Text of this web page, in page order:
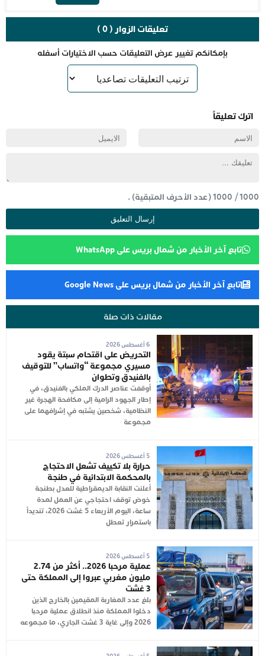
تعليقات الزوار ( 0 )
بإمكانكم تغيير عرض التعليقات حسب الاختيارات أسفله
اترك تعليقاً
1000
/
1000(عدد الأحرف المتبقية) .
تابع آخر الأخبار من شمال بريس على WhatsApp
تابع آخر الأخبار من شمال بريس على Google News
مقالات ذات صلة
6 أغسطس 2026
التحريض على اقتحام سبتة يقود
مسيري مجموعة “واتساب” للتوقيف
بالفنيدق وتطوان
أوقفت عناصر الدرك الملكي بالفنيدق، في
إطار الجهود الرامية إلى مكافحة الهجرة غير
النظامية، شخصين يشتبه في إشرافهما على
مجموعة
5 أغسطس 2026
حرارة بلا تكييف تشعل الاحتجاج
بالمحكمة الابتدائية في طنجة
أعلنت النقابة الديمقراطية للعدل بطنجة
خوض توقف احتجاجي عن العمل لمدة
ساعة، اليوم الأربعاء 5 غشت 2026، تنديداً
باستمرار تعطل
5 أغسطس 2026
عملية مرحبا 2026.. أكثر من 2.74
مليون مغربي عبروا إلى المملكة حتى
3 غشت
بلغ عدد المغاربة المقيمين بالخارج الذين
دخلوا المملكة منذ انطلاق عملية مرحبا
2026 وإلى غاية 3 غشت الجاري، ما مجموعه